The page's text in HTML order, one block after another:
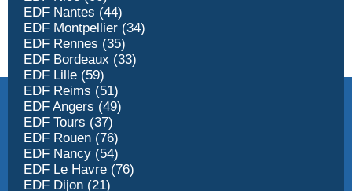
EDF Nantes (44)
EDF Montpellier (34)
EDF Rennes (35)
EDF Bordeaux (33)
EDF Lille (59)
EDF Reims (51)
EDF Angers (49)
EDF Tours (37)
EDF Rouen (76)
EDF Nancy (54)
EDF Le Havre (76)
EDF Dijon (21)